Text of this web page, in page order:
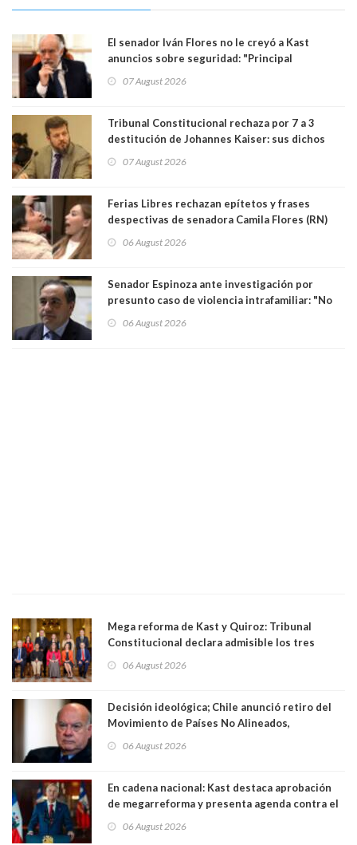
El senador Iván Flores no le creyó a Kast
anuncios sobre seguridad: "Principal
perseguir ruta del dinero y levantar secreto
07 August 2026
Tribunal Constitucional rechaza por 7 a 3
destitución de Johannes Kaiser: sus dichos
justicia constitucional porque no es diputado
07 August 2026
Ferias Libres rechazan epítetos y frases
despectivas de senadora Camila Flores (RN)
06 August 2026
Senador Espinoza ante investigación por
presunto caso de violencia intrafamiliar: "No
antecedentes a Tribunal Supremo
06 August 2026
Mega reforma de Kast y Quiroz: Tribunal
Constitucional declara admisible los tres
06 August 2026
Decisión ideológica; Chile anunció retiro del
Movimiento de Países No Alineados,
1971. Excanciller Insulza lamentó decisión
06 August 2026
En cadena nacional: Kast destaca aprobación
de megarreforma y presenta agenda contra el
06 August 2026